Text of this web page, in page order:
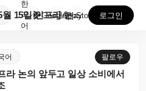
창헬리 보고서, 5월 15일 인프라 논의 앞두고 일상 ...
한
국
어
GooglePlay
AppStore 로그인
어 팔로우
라 논의 앞두고 일상 소비에서